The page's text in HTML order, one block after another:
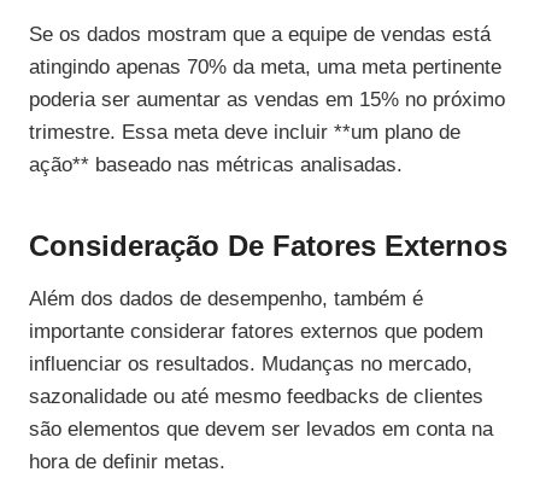
Se os dados mostram que a equipe de vendas está
atingindo apenas 70% da meta, uma meta pertinente
poderia ser aumentar as vendas em 15% no próximo
trimestre. Essa meta deve incluir **um plano de
ação** baseado nas métricas analisadas.
Consideração De Fatores Externos
Além dos dados de desempenho, também é
importante considerar fatores externos que podem
influenciar os resultados. Mudanças no mercado,
sazonalidade ou até mesmo feedbacks de clientes
são elementos que devem ser levados em conta na
hora de definir metas.